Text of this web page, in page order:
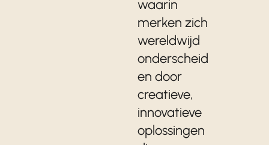
waarin
merken zich
wereldwijd
onderscheid
en door
creatieve,
innovatieve
oplossingen